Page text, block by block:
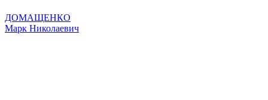
ДОМАЩЕНКО
Марк Николаевич